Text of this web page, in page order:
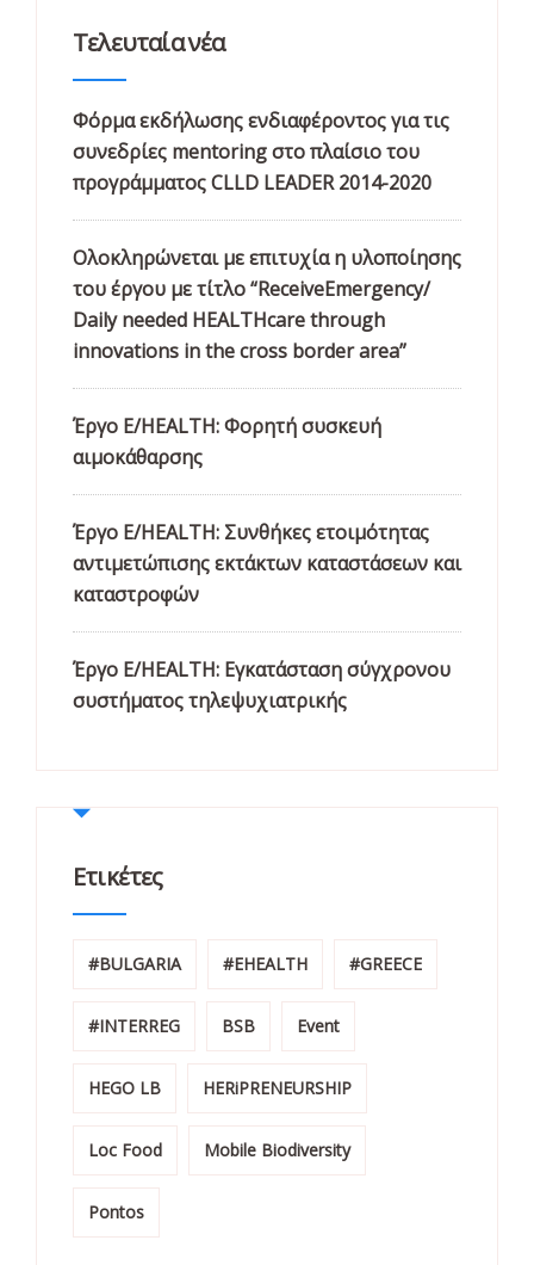
Τελευταία νέα
Φόρμα εκδήλωσης ενδιαφέροντος για τις
συνεδρίες mentoring στο πλαίσιο του
προγράμματος CLLD LEADER 2014-2020
Ολοκληρώνεται με επιτυχία η υλοποίησης
του έργου με τίτλο “ReceiveEmergency/
Daily needed HEALTHcare through
innovations in the cross border area”
Έργο E/HEALTH: Φορητή συσκευή
αιμοκάθαρσης
Έργο E/HEALTH: Συνθήκες ετοιμότητας
αντιμετώπισης εκτάκτων καταστάσεων και
καταστροφών
Έργο E/HEALTH: Εγκατάσταση σύγχρονου
συστήματος τηλεψυχιατρικής
Ετικέτες
#BULGARIA #EHEALTH #GREECE
#INTERREG BSB Event
HEGO LB HERiPRENEURSHIP
Loc Food Mobile Biodiversity
Pontos